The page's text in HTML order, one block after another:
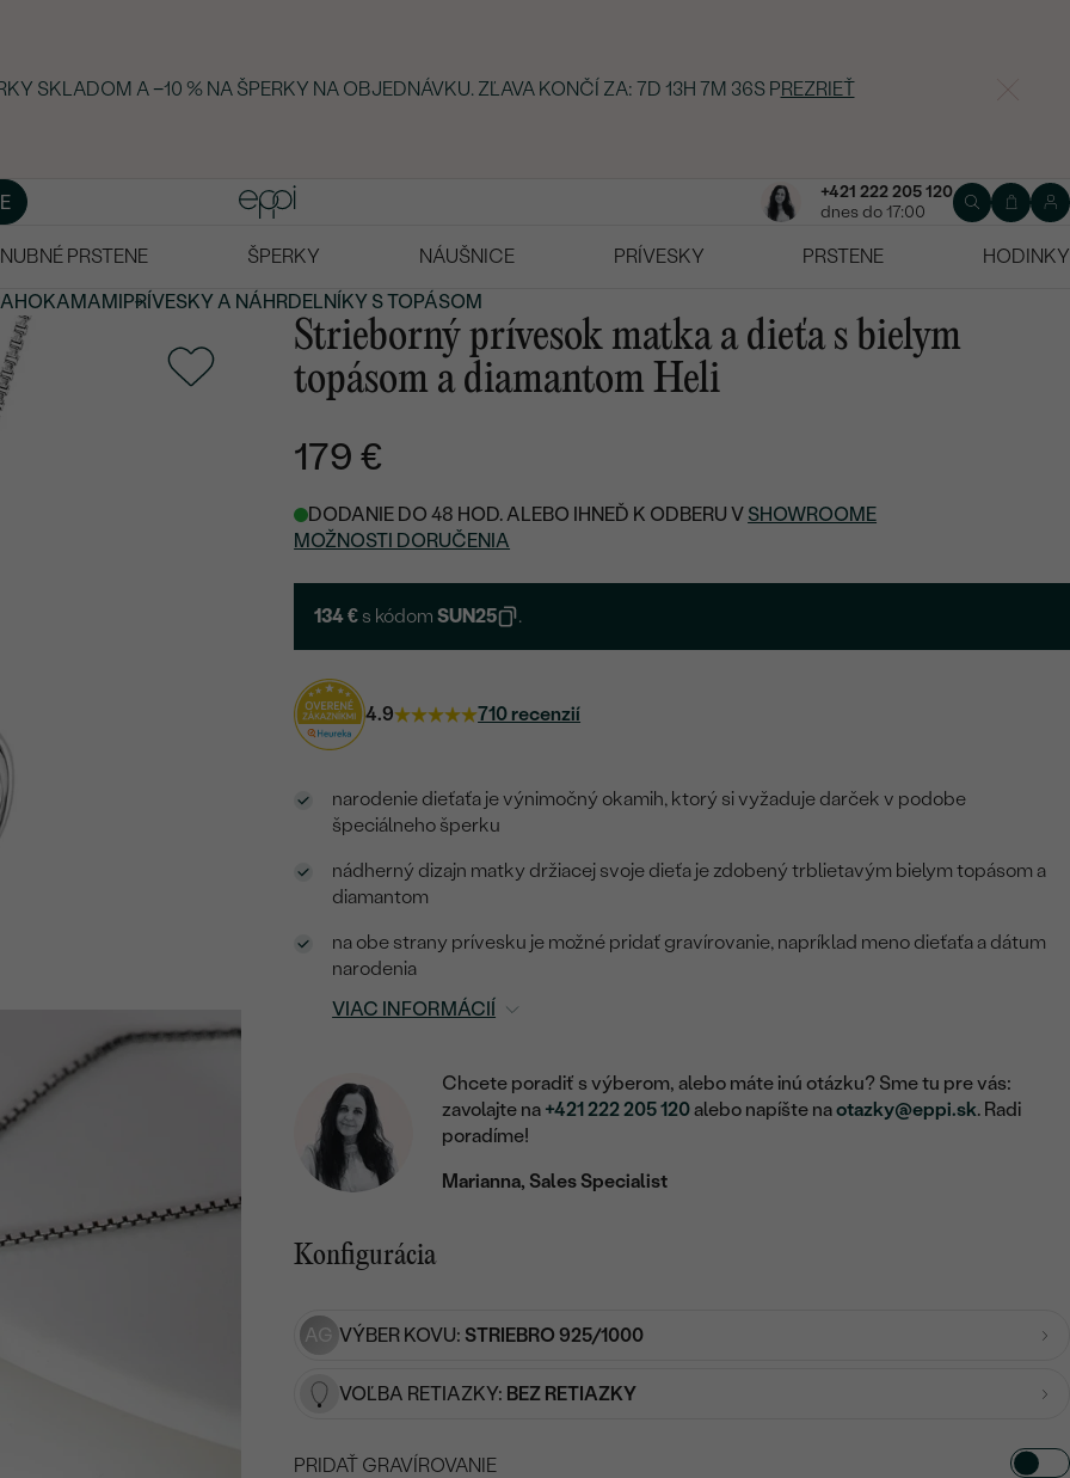
SKLADOM A −10 % NA ŠPERKY NA OBJEDNÁVKU. ZĽAVA KONČÍ ZA: 7D 13H 7M 35SPREZRIEŤ
+421 222 205 120
dnes do 17:00
PRSTENE ŠPERKY NÁUŠNICE PRÍVESKY PRSTENE
HODINKY
PRÍVESKY A NÁHRDELNÍKY S TOPÁSOM
Strieborný prívesok matka a dieťa s bielym
topásom a diamantom Heli
179 €
DODANIE DO 48 HOD. ALEBO IHNEĎ K ODBERU V SHOWROOME
MOŽNOSTI DORUČENIA
134 € s kódomSUN25 .
4.9 710 recenzií
narodenie dieťaťa je výnimočný okamih, ktorý si vyžaduje darček v podobe
špeciálneho šperku
nádherný dizajn matky držiacej svoje dieťa je zdobený trblietavým bielym topásom a
diamantom
na obe strany prívesku je možné pridať gravírovanie, napríklad meno dieťaťa a dátum
narodenia
VIAC INFORMÁCIÍ
Chcete poradiť s výberom, alebo máte inú otázku? Sme tu pre vás:
zavolajte na +421 222 205 120alebo napíšte naotazky@eppi.sk. Radi
poradíme!
Marianna, Sales Specialist
Konfigurácia
AG VÝBER KOVU: STRIEBRO 925/1000
VOĽBA RETIAZKY: BEZ RETIAZKY
PRIDAŤ GRAVÍROVANIE